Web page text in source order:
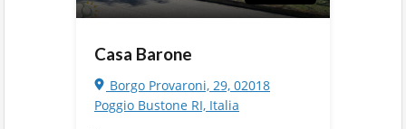
Casa Barone
Borgo Provaroni, 29, 02018
Poggio Bustone RI, Italia